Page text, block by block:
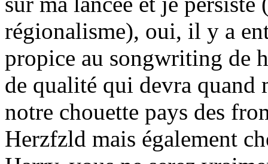
régionalisme), oui, il y a
propice au songwriting de
de qualité qui devra quand
notre chouette pays des
Herzfzld mais également